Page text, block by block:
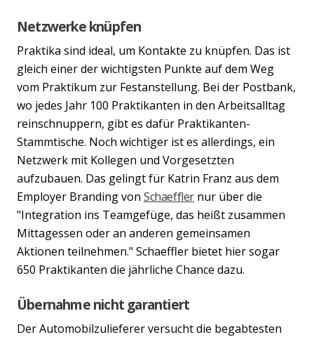
Netzwerke knüpfen
Praktika sind ideal, um Kontakte zu knüpfen. Das ist
gleich einer der wichtigsten Punkte auf dem Weg
vom Praktikum zur Festanstellung. Bei der Postbank,
wo jedes Jahr 100 Praktikanten in den Arbeitsalltag
reinschnuppern, gibt es dafür Praktikanten-
Stammtische. Noch wichtiger ist es allerdings, ein
Netzwerk mit Kollegen und Vorgesetzten
aufzubauen. Das gelingt für Katrin Franz aus dem
Employer Branding von Schaeffler nur über die
"Integration ins Teamgefüge, das heißt zusammen
Mittagessen oder an anderen gemeinsamen
Aktionen teilnehmen." Schaeffler bietet hier sogar
650 Praktikanten die jährliche Chance dazu.
Übernahme nicht garantiert
Der Automobilzulieferer versucht die begabtesten